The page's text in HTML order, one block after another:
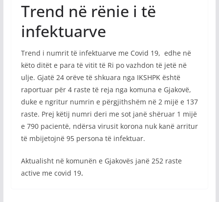
Trend në rënie i të
infektuarve
Trend i numrit të infektuarve me Covid 19, edhe në
këto ditët e para të vitit të Ri po vazhdon të jetë në
ulje. Gjatë 24 orëve të shkuara nga IKSHPK është
raportuar për 4 raste të reja nga komuna e Gjakovë,
duke e ngritur numrin e përgjithshëm në 2 mijë e 137
raste. Prej këtij numri deri me sot janë shëruar 1 mijë
e 790 pacientë, ndërsa virusit korona nuk kanë arritur
të mbijetojnë 95 persona të infektuar.
Aktualisht në komunën e Gjakovës janë 252 raste
active me covid 19.